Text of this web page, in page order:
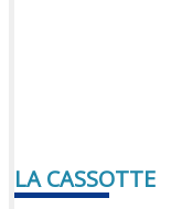
LA CASSOTTE